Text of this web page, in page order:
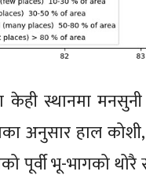
स्थानमा
अनुसार हाल
पूर्वी भू-भागको